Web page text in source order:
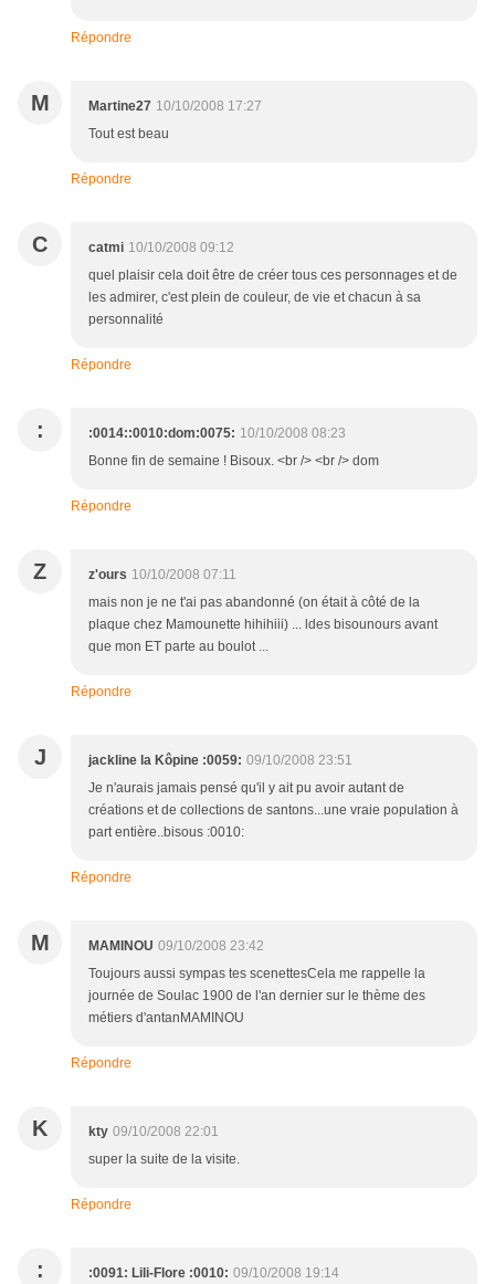
Répondre
M Martine27 10/10/2008 17:27
Tout est beau
Répondre
C catmi 10/10/2008 09:12
quel plaisir cela doit être de créer tous ces personnages et de
les admirer, c'est plein de couleur, de vie et chacun à sa
personnalité
Répondre
: :0014::0010:dom:0075: 10/10/2008 08:23
Bonne fin de semaine ! Bisoux. <br /> <br /> dom
Répondre
Z z'ours 10/10/2008 07:11
mais non je ne t'ai pas abandonné (on était à côté de la
plaque chez Mamounette hihihiii) ... ldes bisounours avant
que mon ET parte au boulot ...
Répondre
J jackline la Kôpine :0059: 09/10/2008 23:51
Je n'aurais jamais pensé qu'il y ait pu avoir autant de
créations et de collections de santons...une vraie population à
part entière..bisous :0010:
Répondre
M MAMINOU 09/10/2008 23:42
Toujours aussi sympas tes scenettesCela me rappelle la
journée de Soulac 1900 de l'an dernier sur le thème des
métiers d'antanMAMINOU
Répondre
K kty 09/10/2008 22:01
super la suite de la visite.
Répondre
: :0091: Lili-Flore :0010: 09/10/2008 19:14